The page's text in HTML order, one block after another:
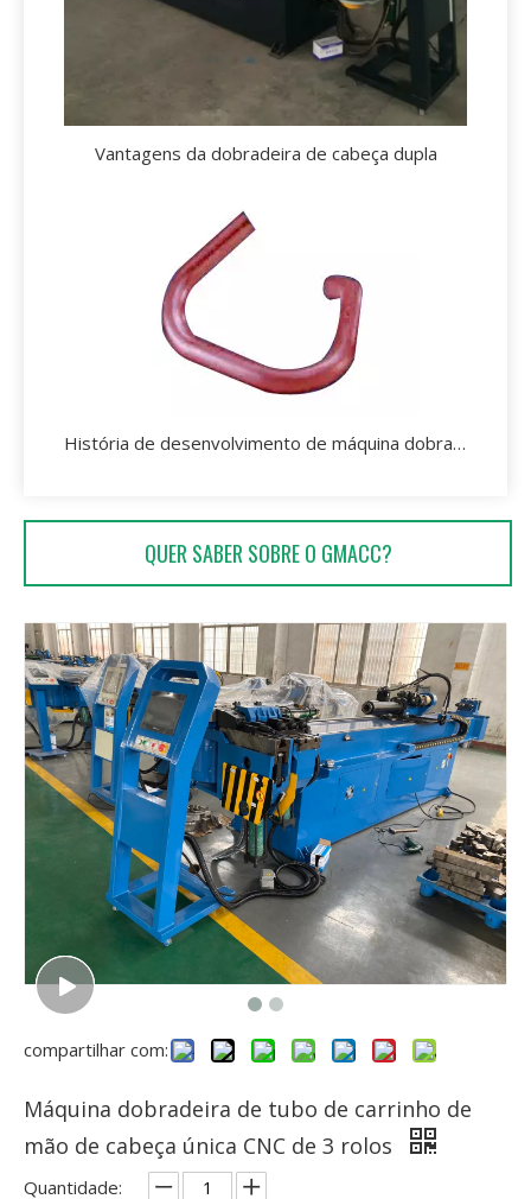
Vantagens da dobradeira de cabeça dupla
História de desenvolvimento de máquina dobradeira de tubos
QUER SABER SOBRE O GMACC?
compartilhar com:
Máquina dobradeira de tubo de carrinho de
mão de cabeça única CNC de 3 rolos
Quantidade: